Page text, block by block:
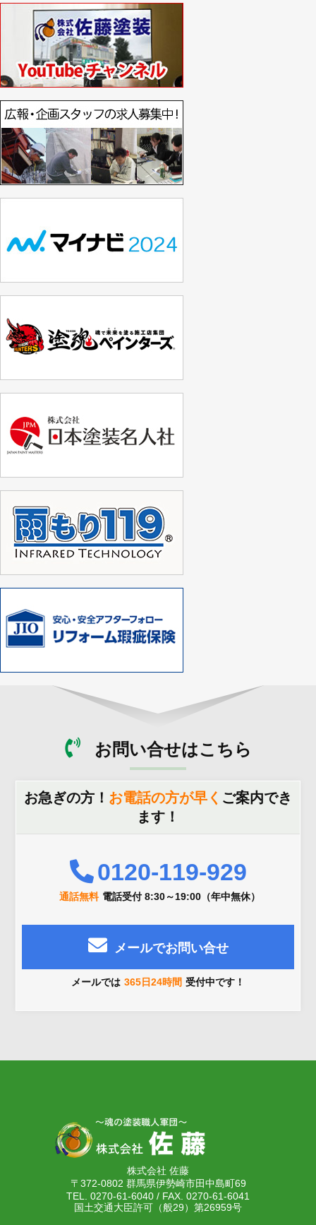
お問い合せはこちら
お急ぎの方！ お電話の方が早く ご案内でき
ます！
0120-119-929
通話無料 電話受付 8:30～19:00（年中無休）
メールでお問い合せ
メールでは 365日24時間 受付中です！
株式会社 佐藤
〒372-0802 群馬県伊勢崎市田中島町69
TEL. 0270-61-6040 / FAX. 0270-61-6041
国土交通大臣許可（般29）第26959号